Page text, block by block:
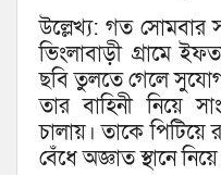
উল্লেখ্য: গত সোমবার
ভিংলাবাড়ী গ্রামে
ছবি তুলতে গেলে সুযোগ
তার বাহিনী নিয়ে
চালায়। তাকে পিটিয়ে
বেঁধে অজ্ঞাত স্থানে